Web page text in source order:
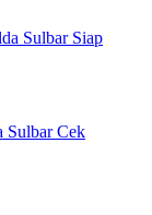
Sulbar Siap
Sulbar Cek